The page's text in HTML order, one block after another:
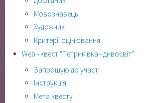
Мовознавець
Художник
Критерії оцінювання
Web - квест "Петриківка - дивосвіт"
Запрошую до участі
Інструкція
Мета квесту